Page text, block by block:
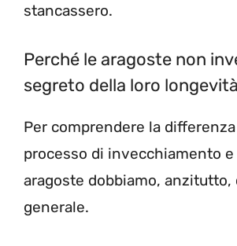
stancassero.
Perché le aragoste non
segreto della loro longevità
Per comprendere la
processo di invecchiamento
aragoste dobbiamo, anzitutto,
generale.